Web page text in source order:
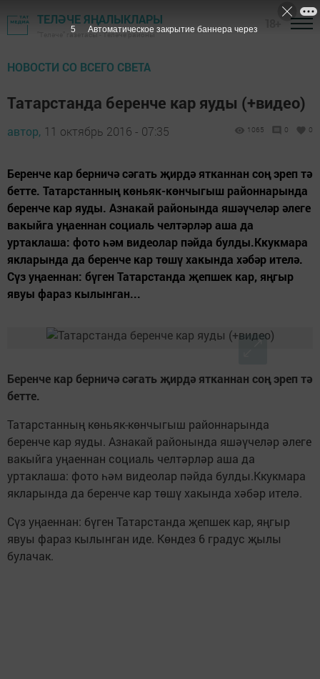
ТЕЛӘЧЕ ЯҢАЛЫКЛАРЫ
"Теләче" газетасы - Теләче районы
НОВОСТИ СО ВСЕГО СВЕТА
Татарстанда беренче кар яуды (+видео)
автор, 11 октябрь 2016 - 07:35 1065 0 0
Беренче кар берничә сәгать җирдә ятканнан соң эреп тә
бетте. Татарстанның көньяк-көнчыгыш районнарында
беренче кар яуды. Азнакай районында яшәүчеләр әлеге
вакыйга уңаеннан социаль челтәрләр аша да
уртаклаша: фото һәм видеолар пәйда булды.Ккукмара
якларында да беренче кар төшү хакында хәбәр ителә.
Сүз уңаеннан: бүген Татарстанда җепшек кар, яңгыр
явуы фараз кылынган...
Беренче кар берничә сәгать җирдә ятканнан соң эреп тә
бетте.
Татарстанның көньяк-көнчыгыш районнарында
беренче кар яуды. Азнакай районында яшәүчеләр әлеге
вакыйга уңаеннан социаль челтәрләр аша да
уртаклаша: фото һәм видеолар пәйда булды.Ккукмара
якларында да беренче кар төшү хакында хәбәр ителә.
Сүз уңаеннан: бүген Татарстанда җепшек кар, яңгыр
явуы фараз кылынган иде. Көндез 6 градус җылы
булачак.
4 Автоматическое закрытие баннера через